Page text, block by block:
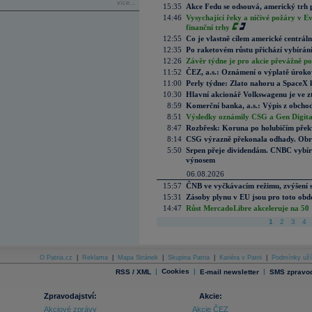
více...
15:35
Akce Fedu se odsouvá, americký
14:46 Vysychající řeky a ničivé požáry v
finanční trhy
12:55 Co je vlastně cílem americké
12:35 Po raketovém růstu přichází
12:26
Závěr týdne je pro akcie převážně
11:52 ČEZ, a.s.: Oznámení o výplatě
11:00 Perly týdne: Zlato nahoru a SpaceX
10:30 Hlavní akcionář Volkswagenu je ve
8:59 Komerční banka, a.s.: Výpis z
8:51
Výsledky oznámily CSG a Gen
8:47 Rozbřesk: Koruna po holubičím
8:14 CSG výrazně překonala odhady.
5:50 Srpen přeje dividendám. CNBC
výnosem
06.08.2026
15:57 ČNB ve vyčkávacím režimu, zvýšení
15:31
Zásoby plynu v EU jsou pro toto
14:47 Růst MercadoLibre akceleruje na
1 2 3 4
O Patria.cz Reklama Mapa Stránek Skupina Patria Kariéra v Patrii Podmínky
RSS / XML | Cookies | E-mail newsletter | SMS
Zpravodajství:
Akciové zprávy
Akcie:
Akcie ČEZ